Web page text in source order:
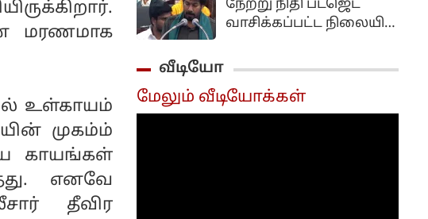
மரணமாக
உள்காயம்
முகம்ம்
காயங்கள்
எனவே
தீவிர
குற்றவாளி என பம்பாய்
உயர் நீதிமன்றத்தின்
தீர்ப்பளித்துள்ளது.
நேற்று நிதி பட்ஜெட்
வாசிக்கப்பட்ட நிலையில்
வீடியோ
மேலும் வீடியோக்கள்